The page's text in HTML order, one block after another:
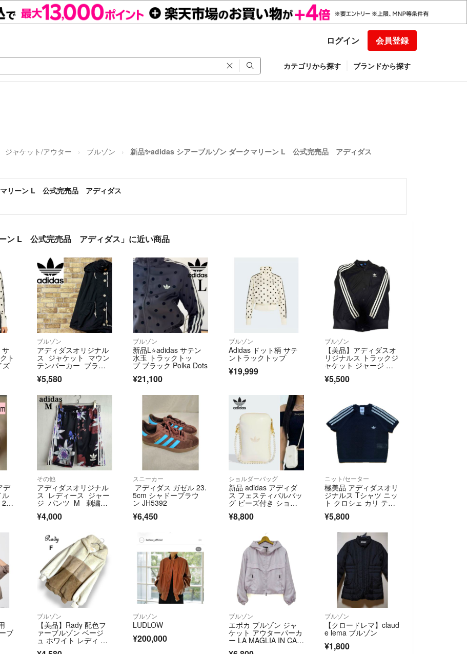
ログイン 会員登録
カテゴリから探す ブランドから探す
ジャケット/アウター ブルゾン 新品✨adidas シアーブルゾン ダークマリーン L 公式完売品 アディダス
マリーン L 公式完売品 アディダス
ーン L 公式完売品 アディダス」に近い商品
ト
ズ
ブルゾン
アディダスオリジナル
ス ジャケット マウン
テンパーカー ブラッ
ク 黒 古着女子M
¥5,580
ブルゾン
新品L⭐️adidas サテン
水玉 トラックトッ
プ ブラック Polka Dots
¥21,100
ブルゾン
Adidas ドット柄 サテ
ントラックトップ
¥19,999
ブルゾン
【美品】アディダスオ
リジナルス トラックジ
ャケット ジャージ ブ
ルゾン XL 黒
¥5,500
デ
ル
24-
その他
アディダスオリジナル
ス レディース ジャー
ジ パンツ M 刺繍ロ
¥4,000
スニーカー
アディダス ガゼル 23.
5cm シャドーブラウ
ン JH5392
¥6,450
ショルダーバッグ
新品 adidas アディダ
ス フェスティバルバッ
グ ビーズ付き ショル
¥8,800
ニット/セーター
極美品 アディダスオリ
ジナルス Tシャツ ニッ
ト クロシェ カリ ティ
¥5,800
ブ
ブルゾン
【美品】Rady 配色フ
ァーブルゾン ベージ
ュ ホワイト レディ フ
ブルゾン
LUDLOW
¥200,000
ブルゾン
エポカ ブルゾン ジャ
ケット アウターパーカ
ー LA MAGLIA IN CAS
ブルゾン
【クロードレマ】claud
e lema ブルゾン
¥1,800